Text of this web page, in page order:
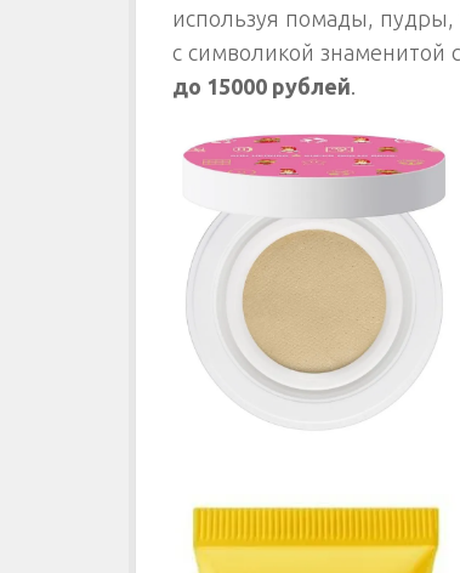
используя помады, пудры,
с символикой знаменитой
до 15000 рублей.